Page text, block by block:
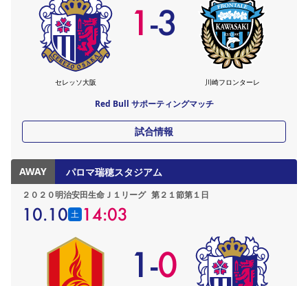
セレッソ大阪
1-3
川崎フロンターレ
Red Bull サポーティングマッチ
試合情報
AWAY パロマ瑞穂スタジアム
２０２０明治安田生命Ｊ１リーグ 第２１節第１日
10.10 土 14:03
1-0